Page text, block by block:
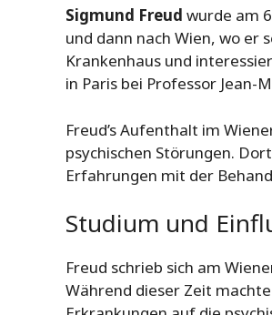
Sigmund Freud wurde am
und dann nach Wien, wo er
Krankenhaus und
in Paris bei Professor
Freud’s Aufenthalt im
psychischen Störungen.
Erfahrungen mit der
Studium und
Freud schrieb sich am
Während dieser Zeit